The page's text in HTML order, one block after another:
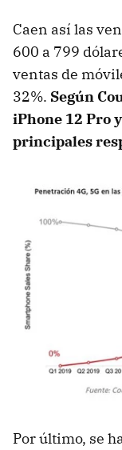
Caen así las
600 a 799
ventas de
32%. Según
iPhone 12 Pro
principales
Por último, se